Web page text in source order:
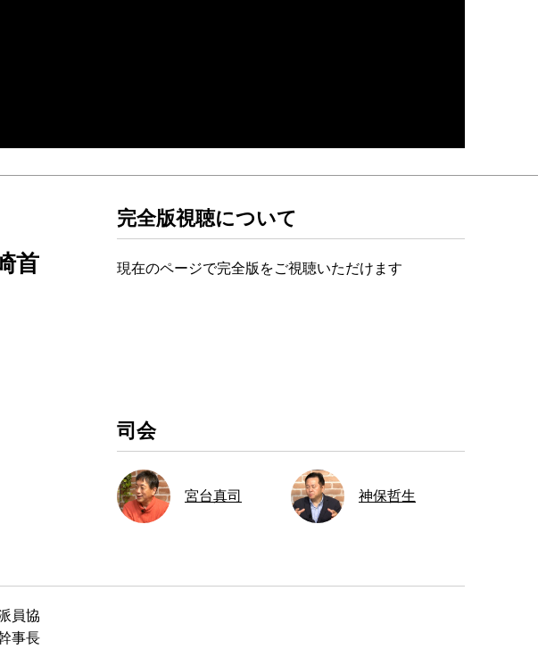
首
完全版視聴について
現在のページで完全版をご視聴いただけます
司会
宮台真司 神保哲生
員協
事長